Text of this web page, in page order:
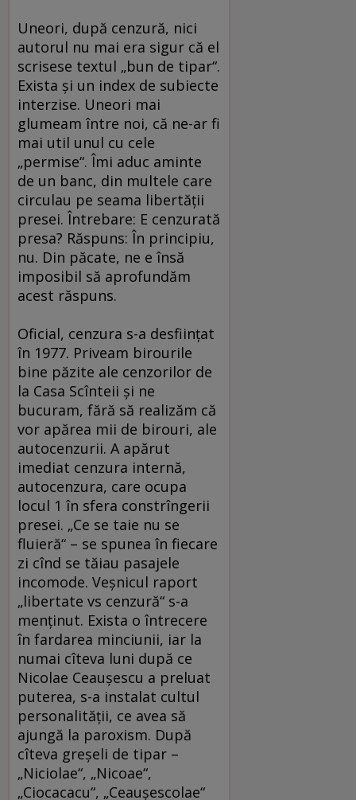
Uneori, după cenzură, nici
autorul nu mai era sigur că el
scrisese textul „bun de tipar“.
Exista şi un index de subiecte
interzise. Uneori mai
glumeam între noi, că ne-ar fi
mai util unul cu cele
„permise“. Îmi aduc aminte
de un banc, din multele care
circulau pe seama libertăţii
presei. Întrebare: E cenzurată
presa? Răspuns: În principiu,
nu. Din păcate, ne e însă
imposibil să aprofundăm
acest răspuns.
Oficial, cenzura s-a desfiinţat
în 1977. Priveam birourile
bine păzite ale cenzorilor de
la Casa Scînteii şi ne
bucuram, fără să realizăm că
vor apărea mii de birouri, ale
autocenzurii. A apărut
imediat cenzura internă,
autocenzura, care ocupa
locul 1 în sfera constrîngerii
presei. „Ce se taie nu se
fluieră“ – se spunea în fiecare
zi cînd se tăiau pasajele
incomode. Veşnicul raport
„libertate vs cenzură“ s-a
menţinut. Exista o întrecere
în fardarea minciunii, iar la
numai cîteva luni după ce
Nicolae Ceauşescu a preluat
puterea, s-a instalat cultul
personalităţii, ce avea să
ajungă la paroxism. După
cîteva greşeli de tipar –
„Niciolae“, „Nicoae“,
„Ciocacacu“, „Ceauşescolae“